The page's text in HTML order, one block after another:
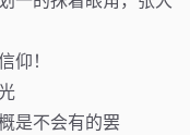
仰！
是不会有的罢